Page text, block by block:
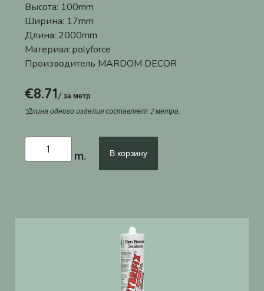
Высота: 100mm
Ширина: 17mm
Длина: 2000mm
Материал: polyforce
Производитель MARDOM DECOR
€8.71 / за метр
*Длина одного изделия составляет 2 метра.
В корзину